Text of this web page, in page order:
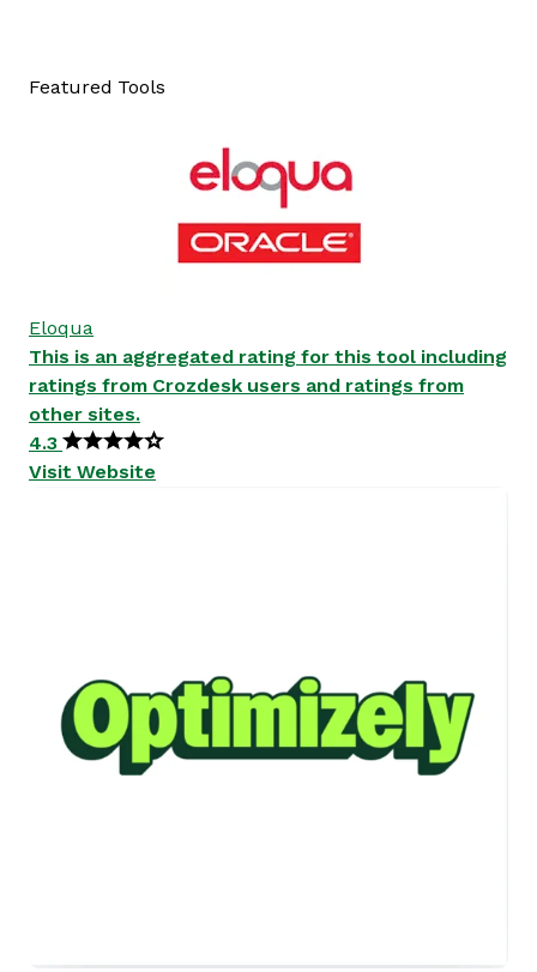
Featured Tools
Eloqua
This is an aggregated rating for this tool including
ratings from Crozdesk users and ratings from
other sites.
4.3
Visit Website